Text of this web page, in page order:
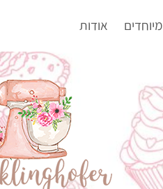
מיוחדים אודות